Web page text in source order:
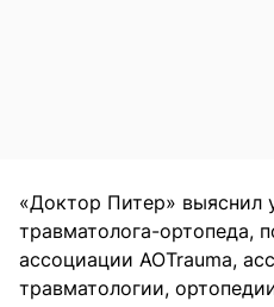
«Доктор Питер» выяснил
травматолога-ортопеда,
ассоциации АОTrauma,
травматологии,